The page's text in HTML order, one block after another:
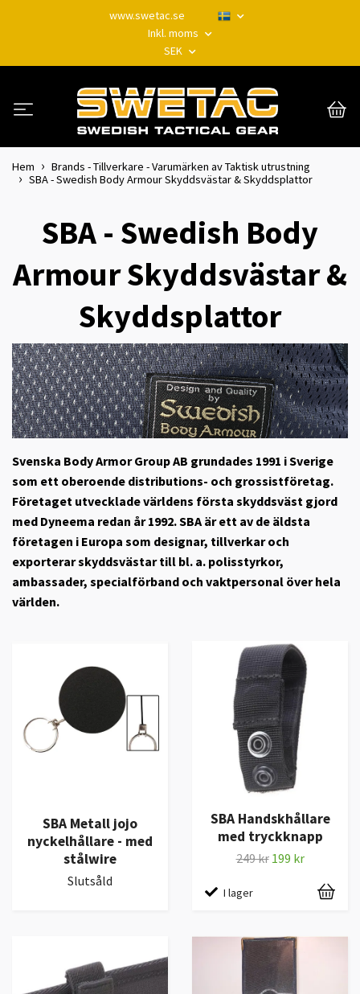
www.swetac.se
Inkl. moms
SEK
Hem
Brands - Tillverkare - Varumärken av Taktisk utrustning
SBA - Swedish Body Armour Skyddsvästar & Skyddsplattor
SBA - Swedish Body
Armour Skyddsvästar &
Skyddsplattor
Svenska Body Armor Group AB grundades 1991 i Sverige
som ett oberoende distributions- och grossistföretag.
Företaget utvecklade världens första skyddsväst gjord
med Dyneema redan år 1992. SBA är ett av de äldsta
företagen i Europa som designar, tillverkar och
exporterar skyddsvästar till bl. a. polisstyrkor,
ambassader, specialförband och vaktpersonal över hela
världen.
SBA Metall jojo
nyckelhållare - med
stålwire
Slutsåld
SBA Handskhållare
med tryckknapp
249 kr 199 kr
I lager